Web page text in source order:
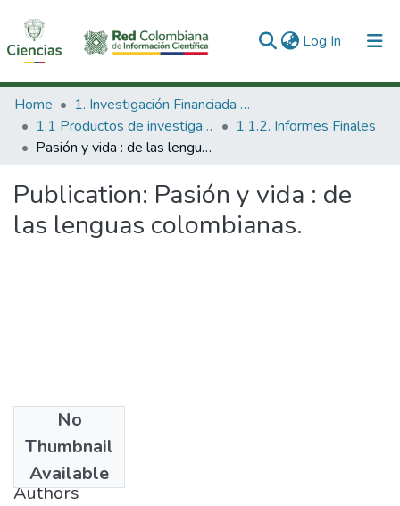
Log In (current)
Communities & Collections
All of DSpace
Home
1. Investigación Financiada con Recursos Públicos
1.1 Productos de investigación
1.1.2. Informes Finales
Pasión y vida : de las lenguas colombianas.
Publication: Pasión y vida : de
las lenguas colombianas.
No
Thumbnail
Available
2002
Authors